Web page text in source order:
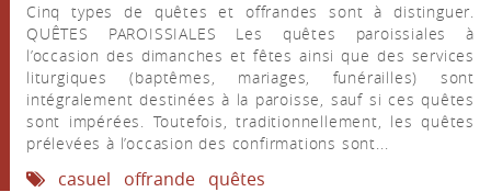
Cinq types de quêtes et offrandes sont à distinguer.
QUÊTES PAROISSIALES Les quêtes paroissiales à
l’occasion des dimanches et fêtes ainsi que des services
liturgiques (baptêmes, mariages, funérailles) sont
intégralement destinées à la paroisse, sauf si ces quêtes
sont impérées. Toutefois, traditionnellement, les quêtes
prélevées à l’occasion des confirmations sont...
casuel offrande quêtes